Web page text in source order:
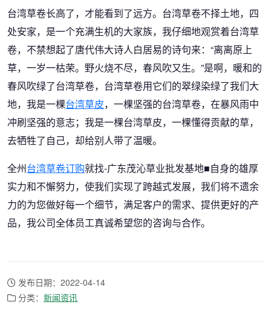
台湾草卷长高了，才能看到了远方。台湾草卷不择土地，四
处安家，是一个充满生机的大家族，我仔细地观赏着台湾草
卷，不禁想起了唐代伟大诗人白居易的诗句来：“离离原上
草，一岁一枯荣。野火烧不尽，春风吹又生。”是啊，暖和的
春风吹绿了台湾草卷，台湾草卷用它们的翠绿染绿了我们大
地，我是一棵台湾草皮，一棵坚强的台湾草卷，在暴风雨中
冲刷坚强的意志；我是一棵台湾草皮，一棵懂得贡献的草，
去牺牲了自己，却给别人带了温暖。
全州台湾草卷订购就找-广东茂沁草业批发基地■自身的雄厚
实力和不懈努力，使我们实现了跨越式发展，我们将不遗余
力的为您做好每一个细节，满足客户的需求、提供更好的产
品，我公司全体员工真诚希望您的咨询与合作。
发布日期：2022-04-14
分类： 新闻资讯